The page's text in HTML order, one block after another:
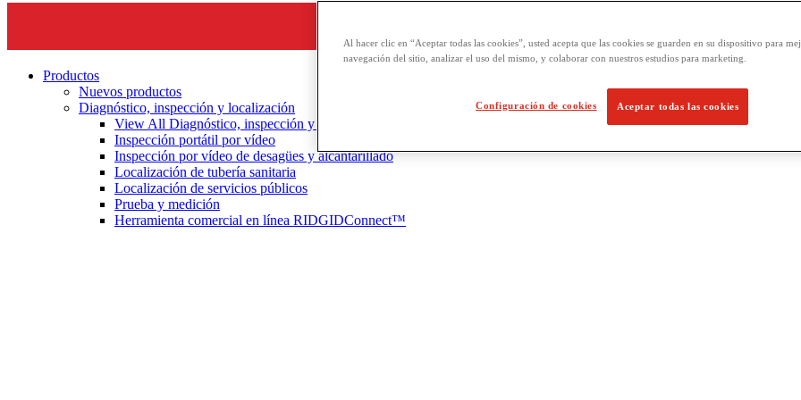
Productos
Nuevos productos
Diagnóstico, inspección y localización
View All Diagnóstico, inspección y localización
Inspección portátil por vídeo
Inspección por vídeo de desagües y alcantarillado
Localización de tubería sanitaria
Localización de servicios públicos
Prueba y medición
Herramienta comercial en línea RIDGIDConnect™
Al hacer clic en “Aceptar todas las cookies”, usted acepta que las cookies se guarden en su dispositivo para
navegación del sitio, analizar el uso del mismo, y colaborar con nuestros estudios para marketing.
Configuración de cookies Aceptar todas las cookies